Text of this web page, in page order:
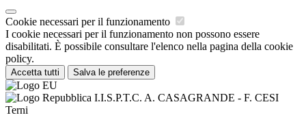
Cookie necessari per il funzionamento
I cookie necessari per il funzionamento non possono essere
disabilitati. È possibile consultare l'elenco nella pagina della cookie
policy.
Accetta tutti Salva le preferenze
I.I.S.P.T.C. A. CASAGRANDE - F. CESI
Terni